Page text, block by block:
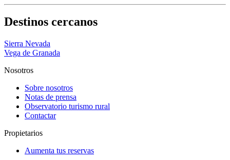
Destinos cercanos
Sierra Nevada
Vega de Granada
Nosotros
Sobre nosotros
Notas de prensa
Observatorio turismo rural
Contactar
Propietarios
Aumenta tus reservas